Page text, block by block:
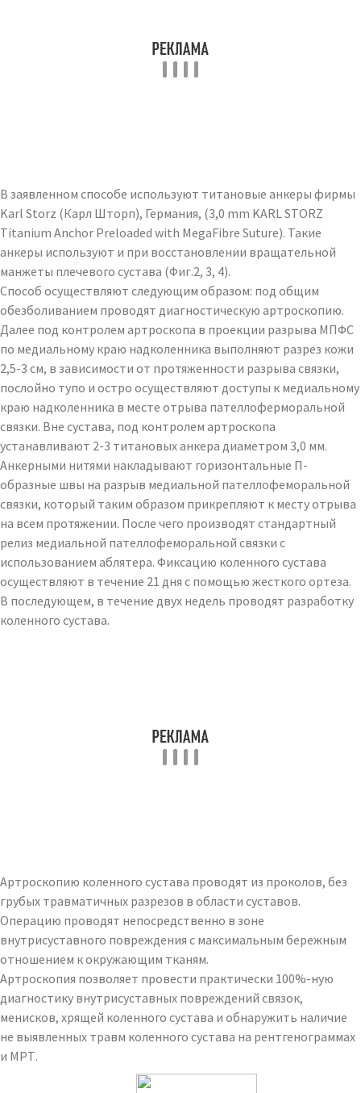
В заявленном способе используют титановые анкеры фирмы
Karl Storz (Карл Шторп), Германия, (3,0 mm KARL STORZ
Titanium Anchor Preloaded with MegaFibre Suture). Такие
анкеры используют и при восстановлении вращательной
манжеты плечевого сустава (Фиг.2, 3, 4).
Способ осуществляют следующим образом: под общим
обезболиванием проводят диагностическую артроскопию.
Далее под контролем артроскопа в проекции разрыва МПФС
по медиальному краю надколенника выполняют разрез кожи
2,5-3 см, в зависимости от протяженности разрыва связки,
послойно тупо и остро осуществляют доступы к медиальному
краю надколенника в месте отрыва пателлоферморальной
связки. Вне сустава, под контролем артроскопа
устанавливают 2-3 титановых анкера диаметром 3,0 мм.
Анкерными нитями накладывают горизонтальные П-
образные швы на разрыв медиальной пателлофеморальной
связки, который таким образом прикрепляют к месту отрыва
на всем протяжении. После чего производят стандартный
релиз медиальной пателлофеморальной связки с
использованием аблятера. Фиксацию коленного сустава
осуществляют в течение 21 дня с помощью жесткого ортеза.
В последующем, в течение двух недель проводят разработку
коленного сустава.
Артроскопию коленного сустава проводят из проколов, без
грубых травматичных разрезов в области суставов.
Операцию проводят непосредственно в зоне
внутрисуставного повреждения с максимальным бережным
отношением к окружающим тканям.
Артроскопия позволяет провести практически 100%-ную
диагностику внутрисуставных повреждений связок,
менисков, хрящей коленного сустава и обнаружить наличие
не выявленных травм коленного сустава на рентгенограммах
и МРТ.